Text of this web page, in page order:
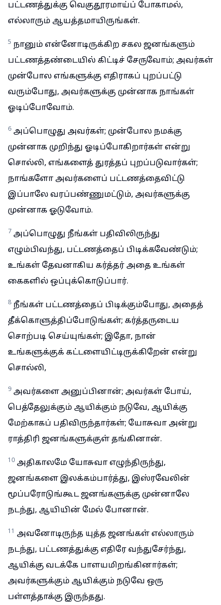
பட்டணத்துக்கு வெகுதூரமாய்ப் போகாமல்,
எல்லாரும் ஆயத்தமாயிருங்கள்.
5 நானும் என்னோடிருக்கிற சகல ஜனங்களும்
பட்டணத்தண்டையில் கிட்டிச் சேருவோம்; அவர்கள்
முன்போல எங்களுக்கு எதிராகப் புறப்பட்டு
வரும்போது, அவர்களுக்கு முன்னாக நாங்கள்
ஓடிப்போவோம்.
6 அப்பொழுது அவர்கள்; முன்போல நமக்கு
முன்னாக முறிந்து ஓடிப்போகிறார்கள் என்று
சொல்லி, எங்களைத் துரத்தப் புறப்படுவார்கள்;
நாங்களோ அவர்களைப் பட்டணத்தைவிட்டு
இப்பாலே வரப்பண்ணுமட்டும், அவர்களுக்கு
முன்னாக ஓடுவோம்.
7 அப்பொழுது நீங்கள் பதிவிலிருந்து
எழும்பிவந்து, பட்டணத்தைப் பிடிக்கவேண்டும்;
உங்கள் தேவனாகிய கர்த்தர் அதை உங்கள்
கைகளில் ஒப்புக்கொடுப்பார்.
8 நீங்கள் பட்டணத்தைப் பிடிக்கும்போது, அதைத்
தீக்கொளுத்திப்போடுங்கள்; கர்த்தருடைய
சொற்படி செய்யுங்கள்; இதோ, நான்
உங்களுக்குக் கட்டளையிட்டிருக்கிறேன் என்று
சொல்லி,
9 அவர்களை அனுப்பினான்; அவர்கள் போய்,
பெத்தேலுக்கும் ஆயிக்கும் நடுவே, ஆயிக்கு
மேற்காகப் பதிவிருந்தார்கள்; யோசுவா அன்று
ராத்திரி ஜனங்களுக்குள் தங்கினான்.
10 அதிகாலமே யோசுவா எழுந்திருந்து,
ஜனங்களை இலக்கம்பார்த்து, இஸ்ரவேலின்
மூப்பரோடுங்கூட ஜனங்களுக்கு முன்னாலே
நடந்து, ஆயியின் மேல் போனான்.
11 அவனோடிருந்த யுத்த ஜனங்கள் எல்லாரும்
நடந்து, பட்டணத்துக்கு எதிரே வந்துசேர்ந்து,
ஆயிக்கு வடக்கே பாளயமிறங்கினார்கள்;
அவர்களுக்கும் ஆயிக்கும் நடுவே ஒரு
பள்ளத்தாக்கு இருந்தது.